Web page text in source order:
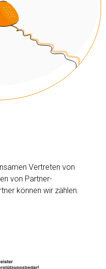
Vertreten von
von Partner-
können wir zählen.